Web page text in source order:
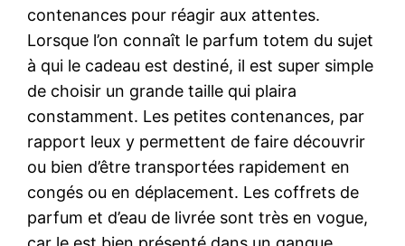
contenances pour réagir aux attentes.
Lorsque l’on connaît le parfum totem du sujet
à qui le cadeau est destiné, il est super simple
de choisir un grande taille qui plaira
constamment. Les petites contenances, par
rapport leux y permettent de faire découvrir
ou bien d’être transportées rapidement en
congés ou en déplacement. Les coffrets de
parfum et d’eau de livrée sont très en vogue,